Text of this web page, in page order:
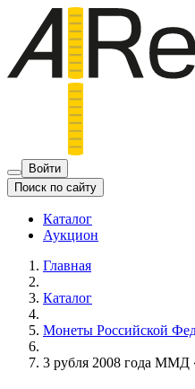
Войти
Поиск по сайту
Каталог
Аукцион
Главная
Каталог
Монеты Российской
3 рубля 2008 года ММД